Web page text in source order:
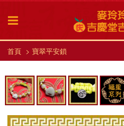
首頁 寶翠平安鎖